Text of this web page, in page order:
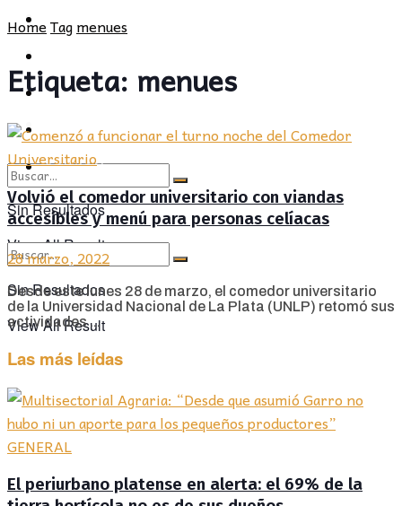
CULTURA
OPINIÓN
Sin Resultados
View All Result
PROVINCIA
SOCIEDAD
CULTURA
OPINIÓN
Sin Resultados
View All Result
HomeTagmenues
Etiqueta: menues
Volvió el comedor universitario con viandas
accesibles y menú para personas celíacas
28 marzo, 2022
Desde este lunes 28 de marzo, el comedor universitario
de la Universidad Nacional de La Plata (UNLP) retomó sus
actividades ...
Las más leídas
GENERAL
El periurbano platense en alerta: el 69% de la